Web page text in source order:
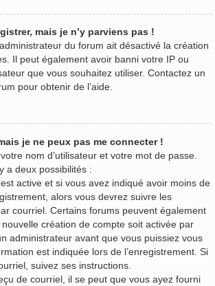
mais je n’y parviens pas !
du forum ait désactivé la création
Il peut également avoir banni votre IP ou
que vous souhaitez utiliser. Contactez un
pour obtenir de l’aide.
je ne peux pas me connecter !
nom d’utilisateur et votre mot de passe.
a deux possibilités :
active et si vous avez indiqué avoir moins de
alors vous devrez suivre les
courriel. Certains forums peuvent également
création de compte soit activée par
administrateur avant que vous puissiez vous
est indiquée lors de l’enregistrement. Si
suivez ses instructions.
de courriel, il se peut que vous ayez fourni